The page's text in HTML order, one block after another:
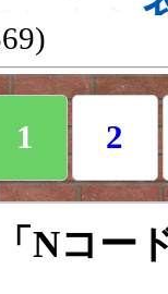
しまう
ティ
、冒険
をとク
にジョ
誘拐の
1 2
Nコー